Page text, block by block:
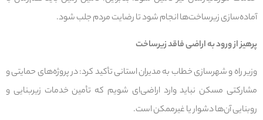
آماده‌سازی زیرساخت‌ها انجام شود تا رضایت مردم جلب شود.
پرهیز از ورود به اراضی فاقد زیرساخت
وزیر راه و شهرسازی خطاب به مدیران استانی تأکید کرد: در پروژه‌های حمایتی و
مشارکتی مسکن نباید وارد اراضی‌ای شویم که تأمین خدمات زیربنایی و
روبنایی آن‌ها دشوار یا غیرممکن است.